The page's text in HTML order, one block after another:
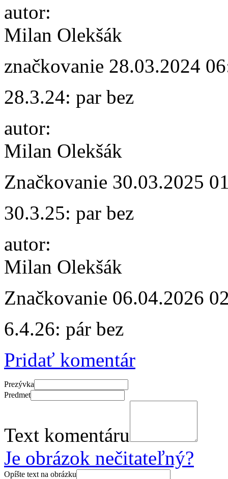
autor:
Milan Olekšák
značkovanie 28.03.2024
28.3.24: par bez
autor:
Milan Olekšák
Značkovanie 30.03.2025
30.3.25: par bez
autor:
Milan Olekšák
Značkovanie 06.04.2026
6.4.26: pár bez
Pridať komentár
Prezývka
Predmet
Text komentáru
Je obrázok nečitateľný?
Opíšte text na obrázku